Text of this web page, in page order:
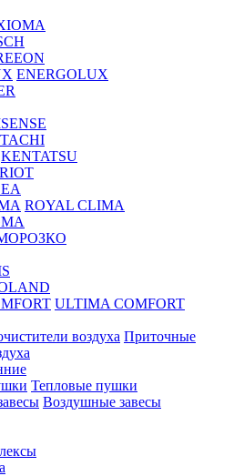
ENERGOLUX
KENTATSU
ROYAL CLIMA
ULTIMA COMFORT
Приточные
Тепловые пушки
Воздушные завесы